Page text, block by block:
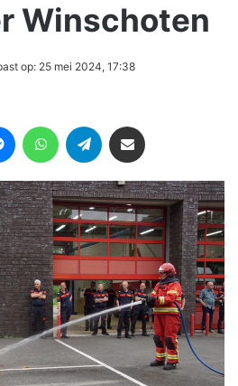
Winschoten
op: 25 mei 2024, 17:38